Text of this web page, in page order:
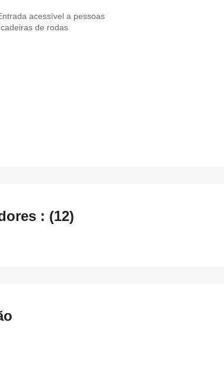
acessível a pessoas
de rodas
: (12)